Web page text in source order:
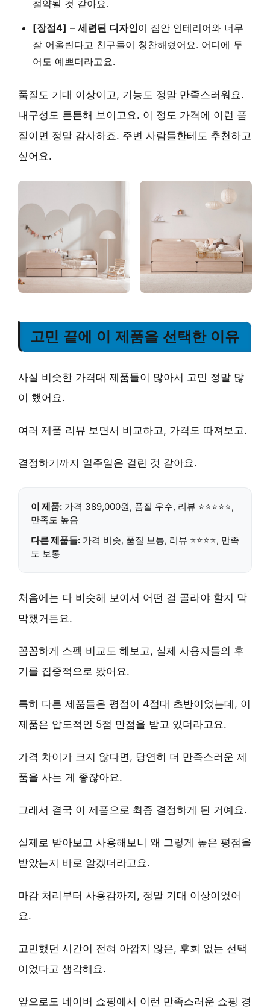
절약될 것 같아요.
[장점4] – 세련된 디자인이 집안 인테리어와 너무
잘 어울린다고 친구들이 칭찬해줬어요. 어디에 두
어도 예쁘더라고요.
품질도 기대 이상이고, 기능도 정말 만족스러워요.
내구성도 튼튼해 보이고요. 이 정도 가격에 이런 품
질이면 정말 감사하죠. 주변 사람들한테도 추천하고
싶어요.
고민 끝에 이 제품을 선택한 이유
사실 비슷한 가격대 제품들이 많아서 고민 정말 많
이 했어요.
여러 제품 리뷰 보면서 비교하고, 가격도 따져보고.
결정하기까지 일주일은 걸린 것 같아요.
이 제품: 가격 389,000원, 품질 우수, 리뷰 ⭐⭐⭐⭐⭐,
만족도 높음
다른 제품들: 가격 비슷, 품질 보통, 리뷰 ⭐⭐⭐⭐, 만족
도 보통
처음에는 다 비슷해 보여서 어떤 걸 골라야 할지 막
막했거든요.
꼼꼼하게 스펙 비교도 해보고, 실제 사용자들의 후
기를 집중적으로 봤어요.
특히 다른 제품들은 평점이 4점대 초반이었는데, 이
제품은 압도적인 5점 만점을 받고 있더라고요.
가격 차이가 크지 않다면, 당연히 더 만족스러운 제
품을 사는 게 좋잖아요.
그래서 결국 이 제품으로 최종 결정하게 된 거예요.
실제로 받아보고 사용해보니 왜 그렇게 높은 평점을
받았는지 바로 알겠더라고요.
마감 처리부터 사용감까지, 정말 기대 이상이었어
요.
고민했던 시간이 전혀 아깝지 않은, 후회 없는 선택
이었다고 생각해요.
앞으로도 네이버 쇼핑에서 이런 만족스러운 쇼핑 경